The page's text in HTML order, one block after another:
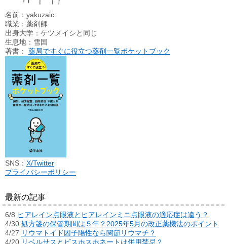
名前：yakuzaic
職業：薬剤師
出身大学：ケツメイシと同じ
生息地：雪国
著書： 薬局ですぐに役立つ薬剤一覧ポケットブック
SNS： X/Twitter
プライバシーポリシー
最新の記事
6/8 ヒアレイン点眼液とヒアレインミニ点眼液の適応症は違う？
4/30 処方箋の保管期間は５年？2025年5月の改正薬機法のポイント
4/27 リウマトイド因子陽性なら関節リウマチ？
4/20 リベルサスとビスホスホネートは併用禁忌？